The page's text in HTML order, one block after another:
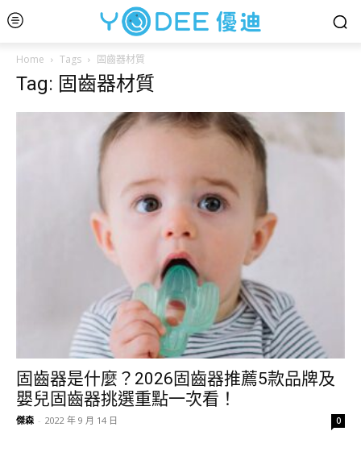
Home Tags 固齒器材質
Tag: 固齒器材質
固齒器是什麼？2026固齒器推薦5款品牌及
嬰兒固齒器挑選重點一次看！
傑森 - 2022 年 9 月 14 日 0